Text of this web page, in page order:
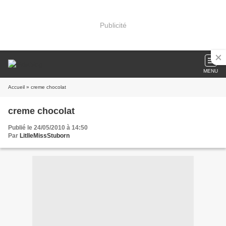
Publicité
MENU
Accueil » creme chocolat
creme chocolat
Publié le 24/05/2010 à 14:50
Par LitlleMissStuborn